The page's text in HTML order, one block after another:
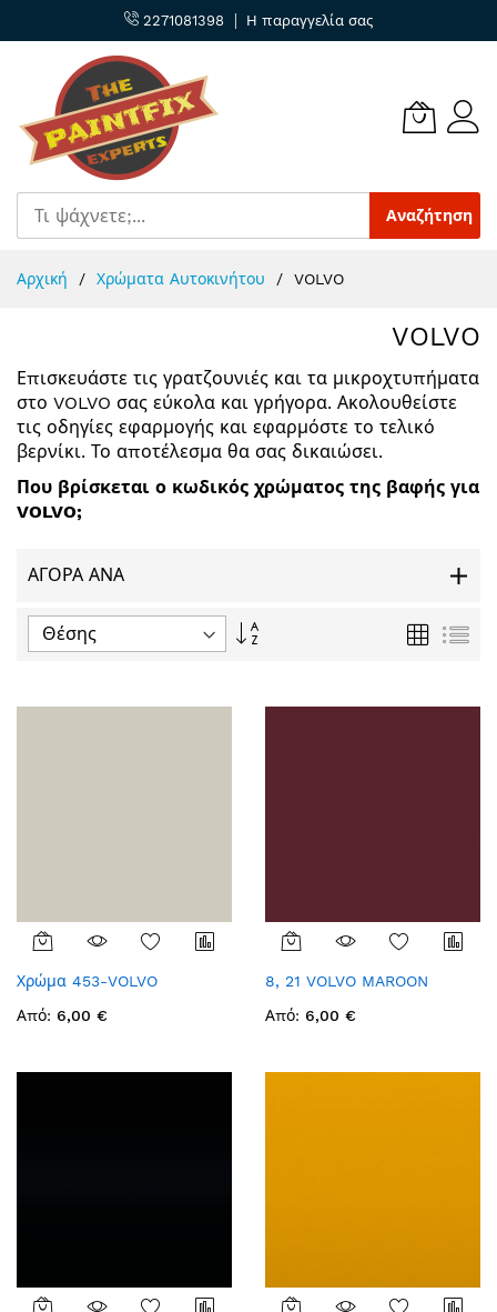
2271081398 Η παραγγελία σας
Αναζήτηση
στοΑρχική Χρώματα Αυτοκινήτου VOLVO
VOLVO
Επισκευάστε τις γρατζουνιές και τα μικροχτυπήματα
στο VOLVO σας εύκολα και γρήγορα. Ακολουθείστε
τις οδηγίες εφαρμογής και εφαρμόστε το τελικό
βερνίκι. Το αποτέλεσμα θα σας δικαιώσει.
Που βρίσκεται ο κωδικός χρώματος της βαφής για
VOLVO;
ΑΓΟΡΆ ΑΝΆ
Φθίνουσα
Πλέγμα
Χρώμα 453-VOLVO
Από
6,00 €
8, 21 VOLVO MAROON
Από
6,00 €